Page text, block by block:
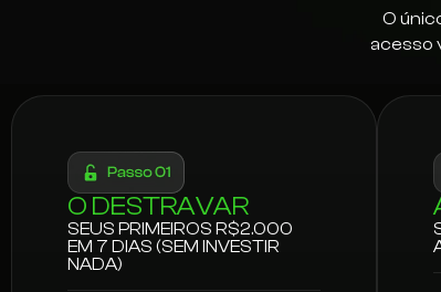
O
acesso
O DESTRAVAR
SEUS PRIMEIROS R$2.000
EM 7 DIAS (SEM INVESTIR
NADA)